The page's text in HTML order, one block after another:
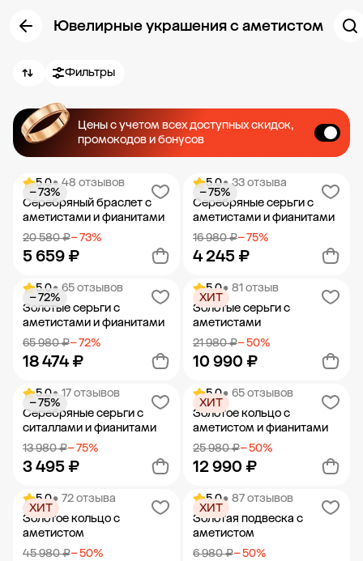
Ювелирные украшения с аметистом
Фильтры
Цены с учетом всех доступных скидок,
промокодов и бонусов
5.0• 48 отзывов
Серебряный браслет с
аметистами и фианитами
20 580 ₽− 73%
5 659 ₽
− 73%
Добавить в корзину
5.0• 33 отзыва
Серебряные серьги с
аметистами и фианитами
16 980 ₽− 75%
4 245 ₽
− 75%
Добавить в корзину
5.0• 65 отзывов
Золотые серьги с
аметистами и фианитами
65 980 ₽− 72%
18 474 ₽
− 72%
Добавить в корзину
5.0• 81 отзыв
Золотые серьги с
аметистами
21 980 ₽− 50%
10 990 ₽
ХИТ
Добавить в корзину
5.0• 17 отзывов
Серебряные серьги с
ситаллами и фианитами
13 980 ₽− 75%
3 495 ₽
− 75%
Добавить в корзину
5.0• 65 отзывов
Золотое кольцо с
аметистом и фианитами
25 980 ₽− 50%
12 990 ₽
ХИТ
Добавить в корзину
5.0• 72 отзыва
Золотое кольцо с
аметистом
45 980 ₽− 50%
ХИТ
5.0• 87 отзывов
Золотая подвеска с
аметистом
6 980 ₽− 50%
ХИТ